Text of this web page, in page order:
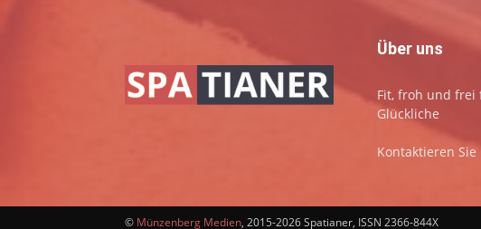
Über uns
Fit, froh und frei
Glückliche
Kontaktieren Sie
© Münzenberg Medien, 2015-2026 Spatianer, ISSN 2366-844X